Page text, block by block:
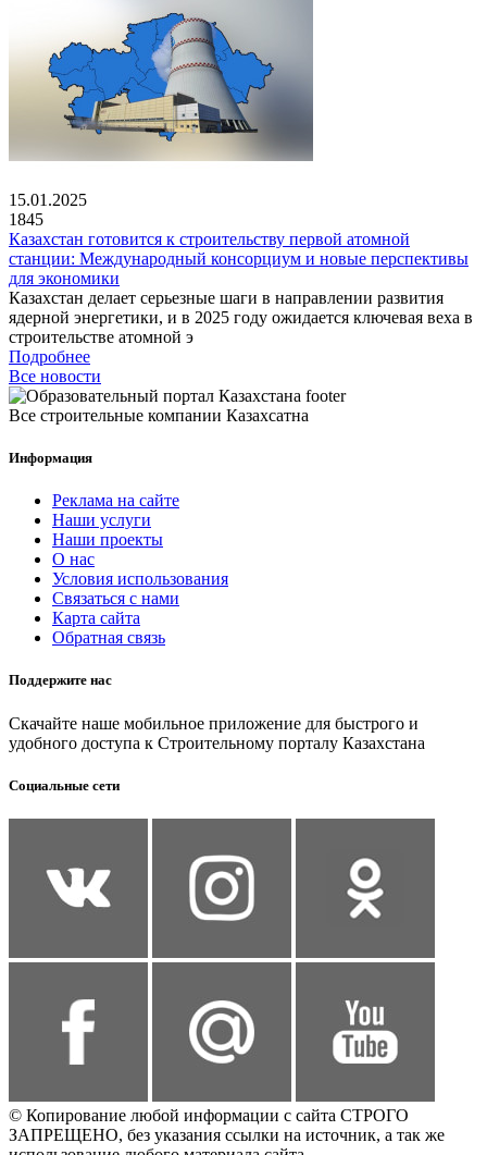
15.01.2025
1845
Казахстан готовится к строительству первой атомной
станции: Международный консорциум и новые перспективы
для экономики
Казахстан делает серьезные шаги в направлении развития
ядерной энергетики, и в 2025 году ожидается ключевая веха в
строительстве атомной э
Подробнее
Все новости
Все строительные компании Казахсатна
Информация
Реклама на сайте
Наши услуги
Наши проекты
О нас
Условия использования
Связаться с нами
Карта сайта
Обратная связь
Поддержите нас
Скачайте наше мобильное приложение для быстрого и
удобного доступа к Строительному порталу Казахстана
Социальные сети
© Копирование любой информации с сайта СТРОГО
ЗАПРЕЩЕНО, без указания ссылки на источник, а так же